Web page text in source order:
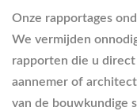
Onze rapportages
We vermijden
rapporten die u
aannemer of
van de bouwkundige